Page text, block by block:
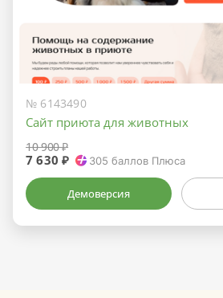
№ 6143490
Сайт приюта для животных
10 900 ₽
7 630 ₽ 305 баллов Плюса
Демоверсия